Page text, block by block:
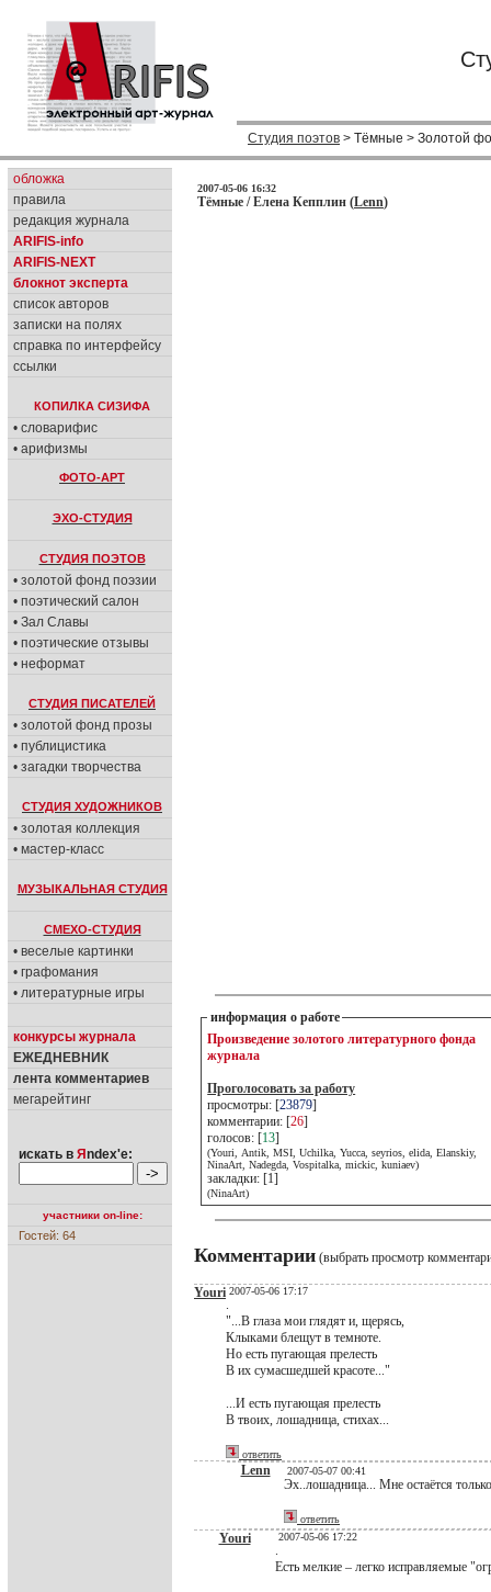
Студия поэтов > Тёмные > Золотой
обложка
правила
редакция журнала
ARIFIS-info
ARIFIS-NEXT
блокнот эксперта
список авторов
записки на полях
справка по интерфейсу
ссылки
КОПИЛКА СИЗИФА
• словарифис
• арифизмы
ФОТО-АРТ
ЭХО-СТУДИЯ
СТУДИЯ ПОЭТОВ
• золотой фонд поэзии
• поэтический салон
• Зал Славы
• поэтические отзывы
• неформат
СТУДИЯ ПИСАТЕЛЕЙ
• золотой фонд прозы
• публицистика
• загадки творчества
СТУДИЯ ХУДОЖНИКОВ
• золотая коллекция
• мастер-класс
МУЗЫКАЛЬНАЯ СТУДИЯ
СМЕХО-СТУДИЯ
• веселые картинки
• графомания
• литературные игры
конкурсы журнала
ЕЖЕДНЕВНИК
лента комментариев
мегарейтинг
искать в Я ndex'е:
участники on-line:
Гостей: 64
2007-05-06 16:32
Тёмные / Елена Кепплин (Lenn)
информация о работе
Произведение золотого литературного фонда
журнала
Проголосовать за работу
просмотры: [23879]
комментарии: [26]
голосов: [13]
(Youri, Antik, MSI, Uchilka, Yucca, seyrios, elida, Elanskiy,
NinaArt, Nadegda, Vospitalka, mickic, kuniaev)
закладки: [1]
(NinaArt)
Комментарии (выбрать просмотр
Youri 2007-05-06 17:17
.
"...В глаза мои глядят и, щерясь,
Клыками блещут в темноте.
Но есть пугающая прелесть
В их сумасшедшей красоте..."
...И есть пугающая прелесть
В твоих, лошадница, стихах...
ответить
Lenn 2007-05-07 00:41
Эх..лошадница... Мне остаётся
ответить
Youri 2007-05-06 17:22
.
Есть мелкие – легко исправляемые